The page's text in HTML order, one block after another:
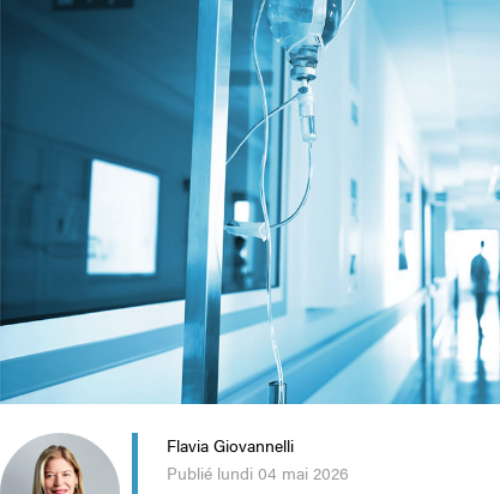
Flavia Giovannelli
Publié lundi 04 mai 2026